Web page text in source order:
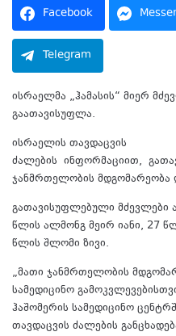
Facebook
Telegram
ისრაელმა „ჰამასის“ მიერ
გაათავისუფლა.
ისრაელის თავდაცვის
ძალების ინფორმაციით,
ჯანმრთელობის მდგომარეობა
გათავისუფლებული მძევლები
წლის ალმონგ მეირ იანი, 27
წლის შლომი ზივი.
„მათი ჯანმრთელობის
სამედიცინო
ჰაშომერის სამედიცინო
თავდაცვის ძალების